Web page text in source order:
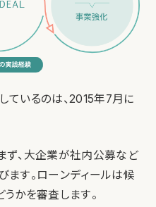
ているのは、2015年7月に
ず、大企業が社内公募など
ます。ローンディールは候
かを審査します。